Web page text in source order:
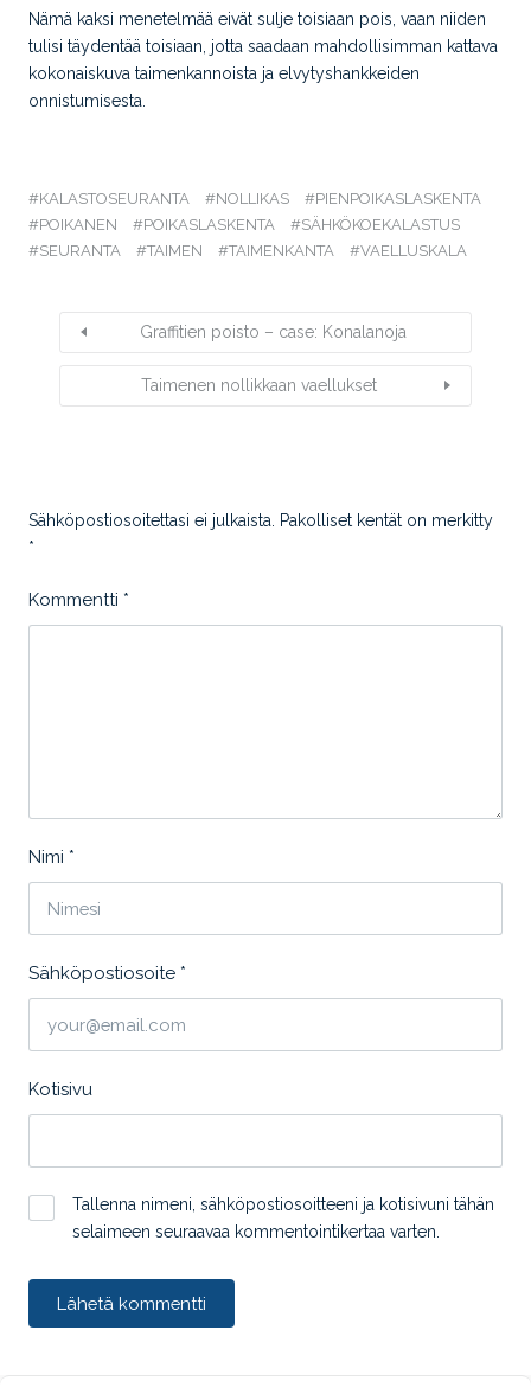
Nämä kaksi menetelmää eivät sulje toisiaan pois, vaan niiden
tulisi täydentää toisiaan, jotta saadaan mahdollisimman kattava
kokonaiskuva taimenkannoista ja elvytyshankkeiden
onnistumisesta.
KALASTOSEURANTA NOLLIKAS
PIENPOIKASLASKENTA
POIKANEN
POIKASLASKENTA
SÄHKÖKOEKALASTUS
SEURANTA
TAIMEN TAIMENKANTA VAELLUSKALA
Graffitien poisto – case: Konalanoja
Taimenen nollikkaan vaellukset
Sähköpostiosoitettasi ei julkaista.
Pakolliset kentät on merkitty
*
Kommentti *
Nimi *
Sähköpostiosoite *
Kotisivu
Tallenna nimeni, sähköpostiosoitteeni ja kotisivuni tähän
selaimeen seuraavaa kommentointikertaa varten.